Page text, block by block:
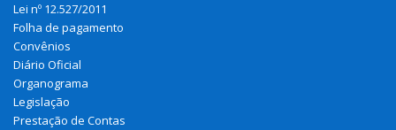
Lei nº 12.527/2011
Folha de pagamento
Convênios
Diário Oficial
Organograma
Legislação
Prestação de Contas